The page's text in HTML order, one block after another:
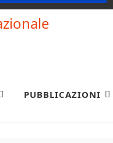
PUBBLICAZIONI